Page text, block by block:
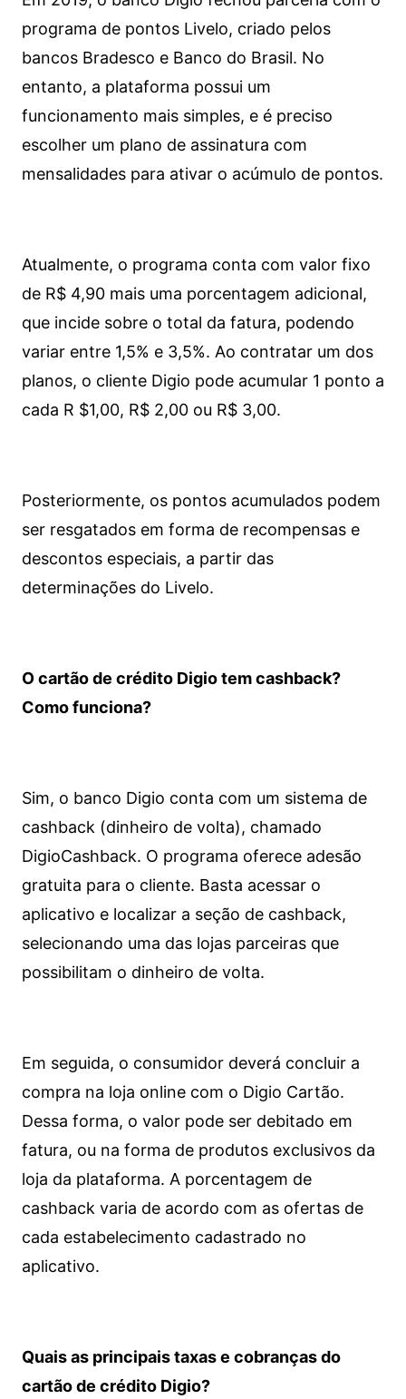
programa de pontos Livelo, criado pelos
bancos Bradesco e Banco do Brasil. No
entanto, a plataforma possui um
funcionamento mais simples, e é preciso
escolher um plano de assinatura com
mensalidades para ativar o acúmulo de pontos.
Atualmente, o programa conta com valor fixo
de R$ 4,90 mais uma porcentagem adicional,
que incide sobre o total da fatura, podendo
variar entre 1,5% e 3,5%. Ao contratar um dos
planos, o cliente Digio pode acumular 1 ponto a
cada R $1,00, R$ 2,00 ou R$ 3,00.
Posteriormente, os pontos acumulados podem
ser resgatados em forma de recompensas e
descontos especiais, a partir das
determinações do Livelo.
O cartão de crédito Digio tem cashback?
Como funciona?
Sim, o banco Digio conta com um sistema de
cashback (dinheiro de volta), chamado
DigioCashback. O programa oferece adesão
gratuita para o cliente. Basta acessar o
aplicativo e localizar a seção de cashback,
selecionando uma das lojas parceiras que
possibilitam o dinheiro de volta.
Em seguida, o consumidor deverá concluir a
compra na loja online com o Digio Cartão.
Dessa forma, o valor pode ser debitado em
fatura, ou na forma de produtos exclusivos da
loja da plataforma. A porcentagem de
cashback varia de acordo com as ofertas de
cada estabelecimento cadastrado no
aplicativo.
Quais as principais taxas e cobranças do
cartão de crédito Digio?